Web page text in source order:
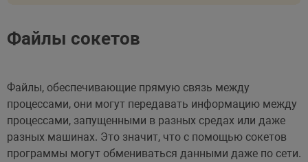
Файлы сокетов
Файлы, обеспечивающие прямую связь между
процессами, они могут передавать информацию между
процессами, запущенными в разных средах или даже
разных машинах. Это значит, что с помощью сокетов
программы могут обмениваться данными даже по сети.